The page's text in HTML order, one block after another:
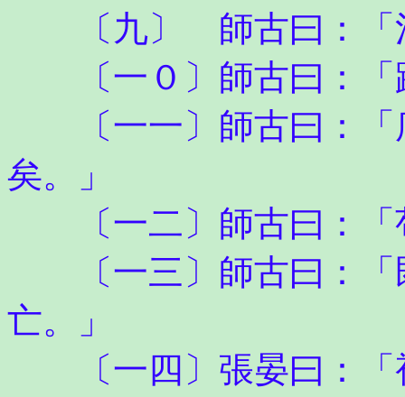
〔九〕 師古曰：「
〔一０〕師古曰：「
〔一一〕師古曰：「
矣。」
〔一二〕師古曰：「
〔一三〕師古曰：「
亡。」
〔一四〕張晏曰：「